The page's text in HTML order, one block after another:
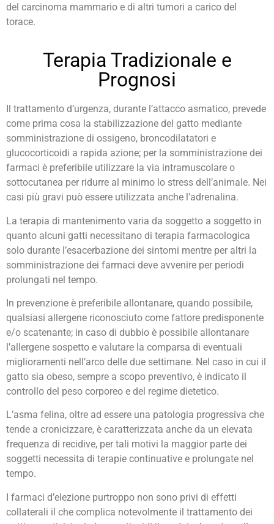
del carcinoma mammario e di altri tumori a carico del
torace.
Terapia Tradizionale e
Prognosi
Il trattamento d’urgenza, durante l’attacco asmatico, prevede
come prima cosa la stabilizzazione del gatto mediante
somministrazione di ossigeno, broncodilatatori e
glucocorticoidi a rapida azione; per la somministrazione dei
farmaci è preferibile utilizzare la via intramuscolare o
sottocutanea per ridurre al minimo lo stress dell’animale. Nei
casi più gravi può essere utilizzata anche l’adrenalina.
La terapia di mantenimento varia da soggetto a soggetto in
quanto alcuni gatti necessitano di terapia farmacologica
solo durante l’esacerbazione dei sintomi mentre per altri la
somministrazione dei farmaci deve avvenire per periodi
prolungati nel tempo.
In prevenzione è preferibile allontanare, quando possibile,
qualsiasi allergene riconosciuto come fattore predisponente
e/o scatenante; in caso di dubbio è possibile allontanare
l’allergene sospetto e valutare la comparsa di eventuali
miglioramenti nell’arco delle due settimane. Nel caso in cui il
gatto sia obeso, sempre a scopo preventivo, è indicato il
controllo del peso corporeo e del regime dietetico.
L’asma felina, oltre ad essere una patologia progressiva che
tende a cronicizzare, è caratterizzata anche da un elevata
frequenza di recidive, per tali motivi la maggior parte dei
soggetti necessita di terapie continuative e prolungate nel
tempo.
I farmaci d’elezione purtroppo non sono privi di effetti
collaterali il che complica notevolmente il trattamento dei